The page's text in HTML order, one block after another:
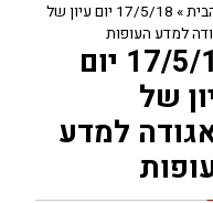
»
17/5/18 יום עיון של
למדע העופות
17/5/18 יום
של
למדע